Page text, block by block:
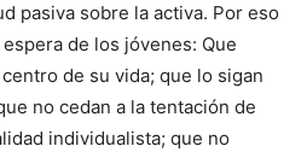
pasiva sobre la activa. Por eso
de los jóvenes: Que
de su vida; que lo sigan
no cedan a la tentación de
individualista; que no